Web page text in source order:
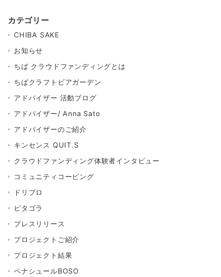
カテゴリー
CHIBA SAKE
お知らせ
ちば クラウドファンディングとは
ちばクラフトビアガーデン
アドバイザー 活動ブログ
アドバイザー/ Anna Sato
アドバイザーのご紹介
キンセンス QUIT.S
クラウドファンディング体験者インタビュー
コミュニティコーピング
ドリプロ
ピタゴラ
プレスリリース
プロジェクトご紹介
プロジェクト結果
ペナシュールBOSO